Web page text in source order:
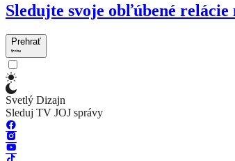
Sledujte svoje obľúbené
Prehrať
Svetlý Dizajn
Sleduj TV JOJ správy